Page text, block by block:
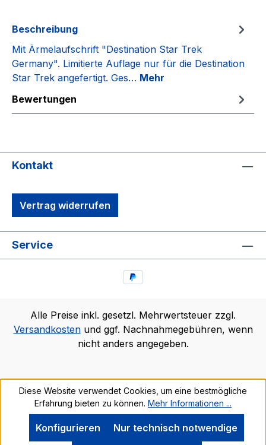
Beschreibung
Mit Ärmelaufschrift "Destination Star Trek
Germany". Limitierte Auflage nur für die Destination
Star Trek angefertigt. Ges… Mehr
Bewertungen
Kontakt
Vertrag widerrufen
Service
Alle Preise inkl. gesetzl. Mehrwertsteuer zzgl.
Versandkostenund ggf. Nachnahmegebühren, wenn
nicht anders angegeben.
Diese Website verwendet Cookies, um eine bestmögliche
Erfahrung bieten zu können. Mehr Informationen ...
Nur technisch notwendige
Konfigurieren